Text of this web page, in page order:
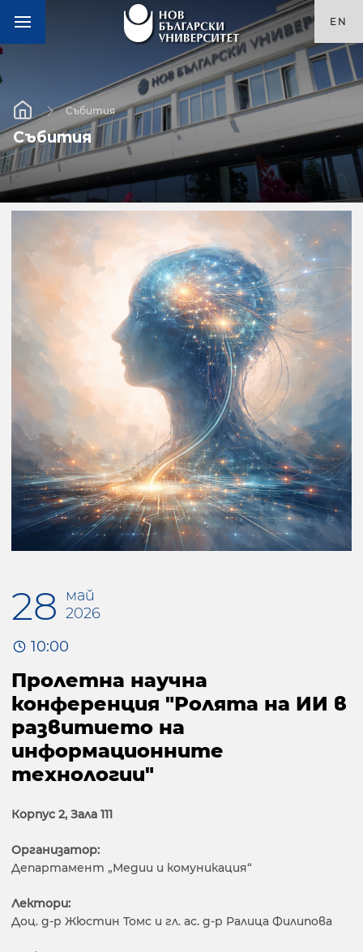
EN
Събития
Събития
28
май
2026
10:00
Пролетна научна
конференция "Ролята на ИИ в
развитието на
информационните
технологии"
Корпус 2, Зала 111
Организатор:
Департамент „Медии и комуникация“
Лектори:
Доц. д-р Жюстин Томс и гл. ас. д-р Ралица Филипова